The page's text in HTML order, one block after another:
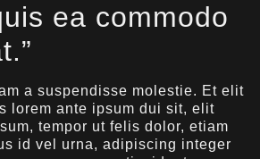
ea commodo
a suspendisse molestie. Et elit
lorem ante ipsum dui sit, elit
tempor ut felis dolor, etiam
id vel urna, adipiscing integer